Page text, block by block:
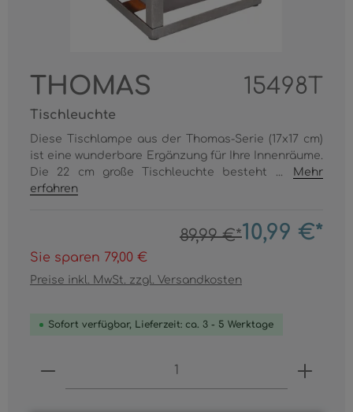
THOMAS 15498T
Tischleuchte
Diese Tischlampe aus der Thomas-Serie (17x17 cm)
ist eine wunderbare Ergänzung für Ihre Innenräume.
Die 22 cm große Tischleuchte besteht ...
Mehr
erfahren
89,99 €*10,99 €*
Sie sparen 79,00 €
Preise inkl. MwSt. zzgl. Versandkosten
Sofort verfügbar, Lieferzeit: ca. 3 - 5 Werktage
Produkt Anzahl: Gib den